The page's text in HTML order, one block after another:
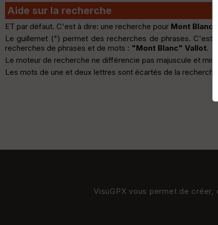
Aide sur la recherche
ET par défaut. C'est à dire: une recherche pour Mont Blanc
Le guillemet (") permet des recherches de phrases. C'est
recherches de phrases et de mots : "Mont Blanc" Vallot.
Le moteur de recherche ne différencie pas majuscule et
Les mots de une et deux lettres sont écartés de la
VisuGPX vous permet de